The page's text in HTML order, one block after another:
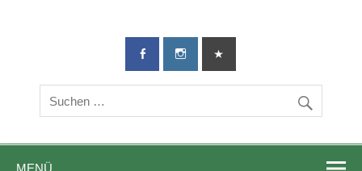
TG-Geislingen
DIE Sportadresse in Geislingen!
MENÜ